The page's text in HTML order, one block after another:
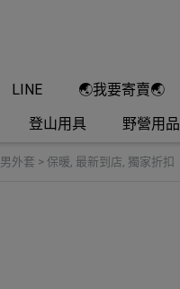
LINE 🌏我要寄賣🌏
登山用具 野營用品
男外套 > 保暖, 最新到店, 獨家折扣